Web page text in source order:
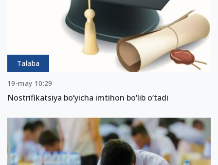
Talaba
19-may 10:29
Nostrifikatsiya bo‘yicha imtihon bo‘lib o‘tadi